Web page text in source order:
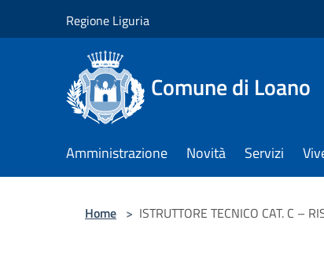
Regione Liguria
Comune di Loano
Amministrazione Novità Servizi
Home > ISTRUTTORE TECNICO CAT. C –